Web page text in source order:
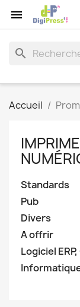

search
Accueil
Standards
Pub
Divers
A offrir
Logiciel